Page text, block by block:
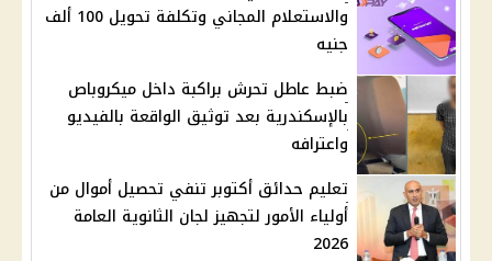
والاستعلام المجاني وتكلفة تحويل 100 ألف
جنيه
ضبط عاطل تحرش براكبة داخل ميكروباص
بالإسكندرية بعد توثيق الواقعة بالفيديو
واعترافه
تعليم حدائق أكتوبر تنفي تحصيل أموال من
أولياء الأمور لتجهيز لجان الثانوية العامة
2026